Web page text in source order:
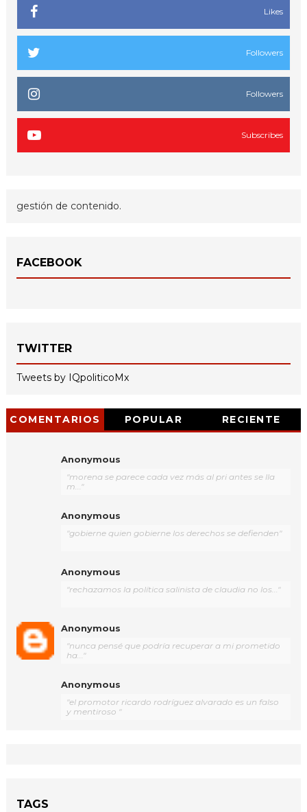
Likes
Followers
Followers
Subscribes
gestión de contenido.
FACEBOOK
TWITTER
Tweets by IQpoliticoMx
COMENTARIOS POPULAR RECIENTE
Anonymous
"morena se parece cada vez más al pri antes se lla
m..."
Anonymous
"gobierne quien gobierne los derechos se defienden"
Anonymous
"rechazamos la política salinista de claudia no los..."
Anonymous
"nunca pensé que podría recuperar a mi prometido
ha..."
Anonymous
"el promotor ricardo rodríguez alvarado es un falso
y mentiroso "
TAGS